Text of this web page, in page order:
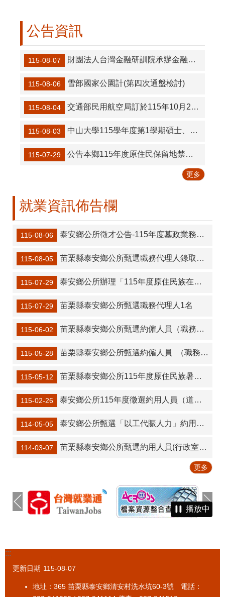
公告資訊
115-08-07 財團法人台灣金融研訓院承辦金融監督管理委員會「115年度金融知識線上競賽」活動
115-08-06 雪部國家公園計(第四次通盤檢討)
115-08-04 交通部民用航空局訂於115年10月22日辦理115年度上半年「桃園航空自由貿易港區自主管理專責人員複訓講習」
115-08-03 中山大學115學年度第1學期碩士、學士學分專班（隨班附讀）招生
115-07-29 公告本鄉115年度原住民保留地禁伐補償受理案件初審結果
更多
就業資訊佈告欄
115-08-06 泰安鄉公所徵才公告-115年度墓政業務臨時人員甄選
115-08-05 苗栗縣泰安鄉公所甄選職務代理人錄取公告
115-07-29 泰安鄉公所辦理「115年度原住民族在地就業支持計畫」甄選人員
115-07-29 苗栗縣泰安鄉公所甄選職務代理人1名
115-06-02 苗栗縣泰安鄉公所甄選約僱人員（職務代理土木工程類科技佐）錄取公告
115-05-28 苗栗縣泰安鄉公所甄選約僱人員 （職務代理土木工程類科技佐）1名
115-05-12 苗栗縣泰安鄉公所115年度原住民族暑期工讀計畫甄選人員
115-02-26 泰安鄉公所115年度徵選約用人員（道路養護所）１名
114-05-05 泰安鄉公所甄選「以工代賑人力」約用人員1名錄取公告。
114-03-07 苗栗縣泰安鄉公所甄選約用人員(行政室南三村聯合服務中心)1名
更多
播放中
:::
更新日期 115-08-07
地址：365 苗栗縣泰安鄉清安村洗水坑60-3號 電話：